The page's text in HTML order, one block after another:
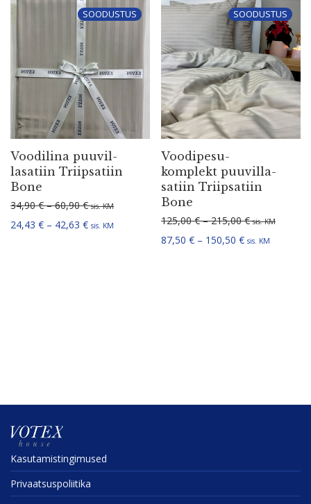
SOODUSTUS
Voodilina puuvil­
la­satiin Triip­satiin
Bone
34,90€ – 60,90€Hinnavahemik: 34,90 € kuni 60,90 €
sis. KM
24,43 € – 42,63 €Hinnavahemik: 24,43 € kuni 42,63 €
sis. KM
SOODUSTUS
Voodi­pe­su­
komplekt puuvil­la­
satiin Triip­satiin
Bone
125,00€ – 215,00€ sis. KM
87,50 € – 150,50 € sis. KM
Kasuta­mis­tin­gi­mused
Privaat­sus­po­liitika